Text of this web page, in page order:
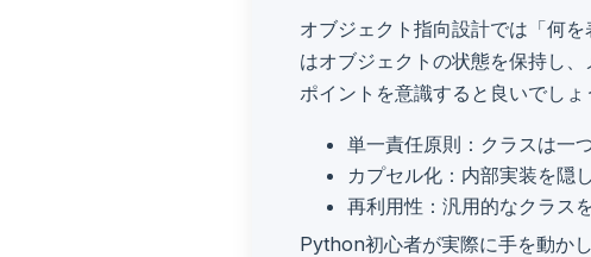
オブジェクト指向設計では「何
はオブジェクトの状態を保持し
ポイントを意識すると良いでしょ
単一責任原則：クラスは一
カプセル化：内部実装を隠
再利用性：汎用的なクラス
Python初心者が実際に手を動か